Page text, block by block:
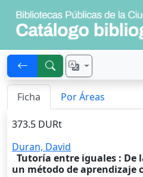
Ficha Por Áreas
373.5 DURt
Duran, David
Tutoría entre iguales : De
un método de aprendizaje